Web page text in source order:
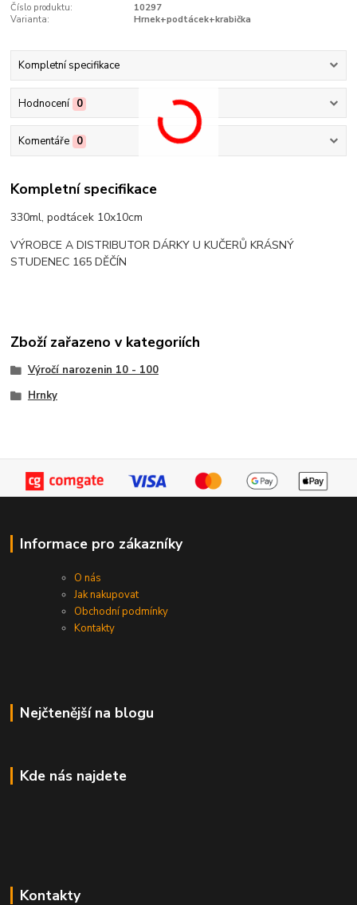
Číslo produktu:
10297
Varianta:
Hrnek+podtácek+krabička
Kompletní specifikace
Hodnocení 0
Komentáře 0
Kompletní specifikace
330ml, podtácek 10x10cm
VÝROBCE A DISTRIBUTOR DÁRKY U KUČERŮ KRÁSNÝ
STUDENEC 165 DĚČÍN
Zboží zařazeno v kategoriích
Výročí narozenin 10 - 100
Hrnky
Informace pro zákazníky
O nás
Jak nakupovat
Obchodní podmínky
Kontakty
Nejčtenější na blogu
Kde nás najdete
Kontakty